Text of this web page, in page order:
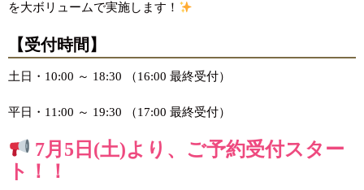
を大ボリュームで実施します！
【受付時間】
土日・10:00 ～ 18:30 （16:00 最終受付）
平日・11:00 ～ 19:30 （17:00 最終受付）
7月5日(土)より、ご予約受付スター
ト！！